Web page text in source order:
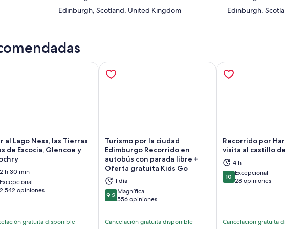
Edinburgh, Scotland, United Kingdom
Edinburgh,
pestaña
al Lago Ness, las Tierras
de Escocia, Glencoe y
h 30 min
de 10opiniones
gratuita disponible
Se abrirá en una nueva pestaña
Turismo por la ciudad
Edimburgo Recorrido en
autobús con parada libre +
Oferta gratuita Kids Go
1 día
9.29.2 de 10
Magnífica
556 opiniones
Cancelación gratuita disponible
Se abrirá en una nueva pestaña
Recorrido por
visita al castillo
4 h
1010 de 10
Excepcional
28 opiniones
Cancelación gratuita